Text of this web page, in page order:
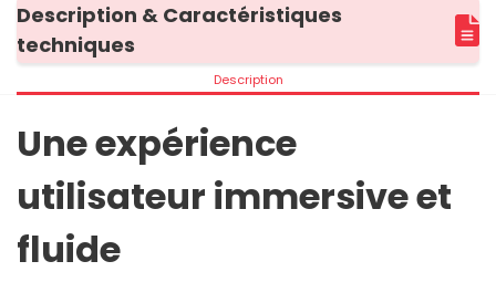
Description & Caractéristiques
techniques
Description
Une expérience
utilisateur immersive et
fluide